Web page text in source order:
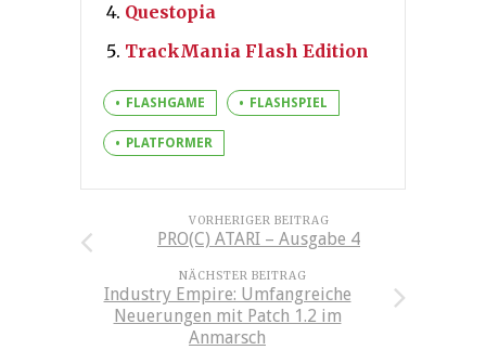
Questopia
TrackMania Flash Edition
FLASHGAME FLASHSPIEL
PLATFORMER
VORHERIGER BEITRAG
PRO(C) ATARI – Ausgabe 4
NÄCHSTER BEITRAG
Industry Empire: Umfangreiche
Neuerungen mit Patch 1.2 im
Anmarsch